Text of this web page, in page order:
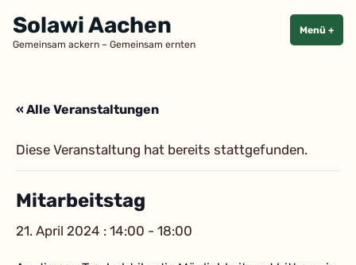
Inhalt
springen
Solawi Aachen
Gemeinsam ackern – Gemeinsam ernten
Menü +
« Alle Veranstaltungen
Diese Veranstaltung hat bereits stattgefunden.
Mitarbeitstag
21. April 2024 : 14:00 - 18:00